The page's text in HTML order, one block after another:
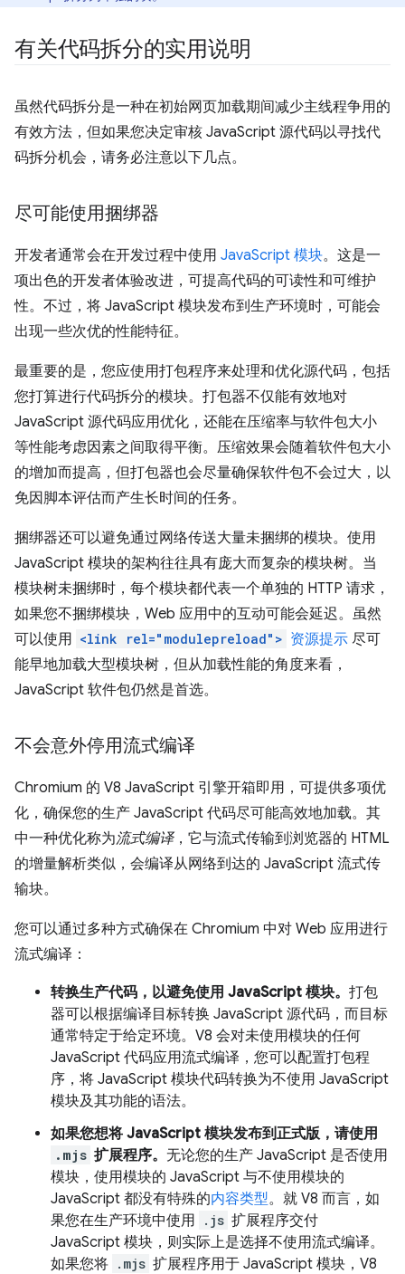
有关代码拆分的实用说明
虽然代码拆分是一种在初始网页加载期间减少主线程争用的
有效方法，但如果您决定审核 JavaScript 源代码以寻找代
码拆分机会，请务必注意以下几点。
尽可能使用捆绑器
开发者通常会在开发过程中使用 JavaScript 模块。这是一
项出色的开发者体验改进，可提高代码的可读性和可维护
性。不过，将 JavaScript 模块发布到生产环境时，可能会
出现一些次优的性能特征。
最重要的是，您应使用打包程序来处理和优化源代码，包括
您打算进行代码拆分的模块。打包器不仅能有效地对
JavaScript 源代码应用优化，还能在压缩率与软件包大小
等性能考虑因素之间取得平衡。压缩效果会随着软件包大小
的增加而提高，但打包器也会尽量确保软件包不会过大，以
免因脚本评估而产生长时间的任务。
捆绑器还可以避免通过网络传送大量未捆绑的模块。使用
JavaScript 模块的架构往往具有庞大而复杂的模块树。当
模块树未捆绑时，每个模块都代表一个单独的 HTTP 请求，
如果您不捆绑模块，Web 应用中的互动可能会延迟。虽然
可以使用 <link rel="modulepreload"> 资源提示 尽可
能早地加载大型模块树，但从加载性能的角度来看，
JavaScript 软件包仍然是首选。
不会意外停用流式编译
Chromium 的 V8 JavaScript 引擎开箱即用，可提供多项优
化，确保您的生产 JavaScript 代码尽可能高效地加载。其
中一种优化称为流式编译，它与流式传输到浏览器的 HTML
的增量解析类似，会编译从网络到达的 JavaScript 流式传
输块。
您可以通过多种方式确保在 Chromium 中对 Web 应用进行
流式编译：
转换生产代码，以避免使用 JavaScript 模块。 打包
器可以根据编译目标转换 JavaScript 源代码，而目标
通常特定于给定环境。V8 会对未使用模块的任何
JavaScript 代码应用流式编译，您可以配置打包程
序，将 JavaScript 模块代码转换为不使用 JavaScript
模块及其功能的语法。
如果您想将 JavaScript 模块发布到正式版，请使用
.mjs 扩展程序。 无论您的生产 JavaScript 是否使用
模块，使用模块的 JavaScript 与不使用模块的
JavaScript 都没有特殊的内容类型。就 V8 而言，如
果您在生产环境中使用
.js 扩展程序交付
JavaScript 模块，则实际上是选择不使用流式编译。
如果您将 .mjs 扩展程序用于 JavaScript 模块，V8